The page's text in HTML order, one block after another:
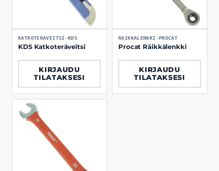
KATKOTERAVEITSI-KDS
KDS Katkoteräveitsi
KIRJAUDU
TILATAKSESI
RAIKKALENKKI-PROCAT
Procat Räikkälenkki
KIRJAUDU
TILATAKSESI